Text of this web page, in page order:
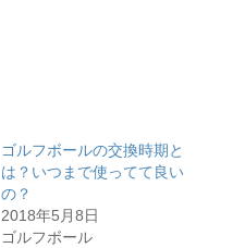
ゴルフボールの交換時期と
は？いつまで使ってて良い
の？
2018年5月8日
ゴルフボール